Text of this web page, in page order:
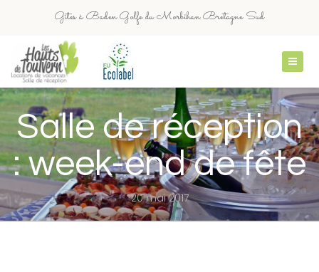
Gîtes à Baden Golfe du Morbihan Bretagne Sud
+33 (0)6 37 70 51 67
Salle de réception
: week-end de fête
20 mai 2017